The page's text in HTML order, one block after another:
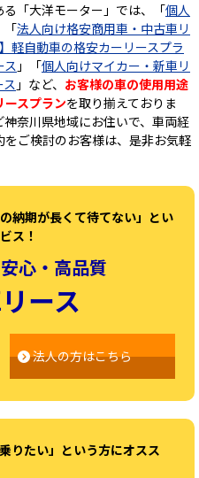
「大洋モーター」では、「個人
「法人向け格安商用車・中古車リ
軽自動車の格安カーリースプラ
ス 」「個人向けマイカー・新車リ
」など、 お客様の車の使用用途
スプランを取り揃えておりま
奈川県地域にお住いで、車両経
ご検討のお客様は、是非お気軽
納期が長くて待てない」とい
ス！
心・高品質
ース
法人の方はこちら
りたい」という方にオスス